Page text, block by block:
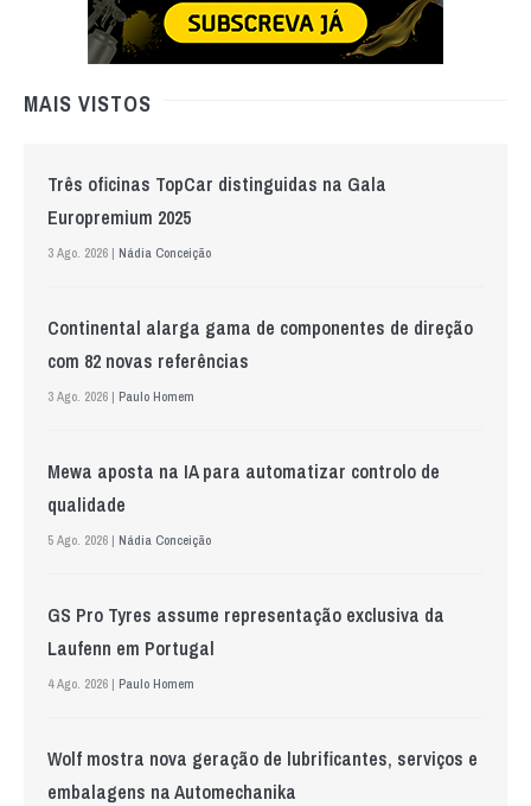
MAIS VISTOS
Três oficinas TopCar distinguidas na Gala
Europremium 2025
3 Ago. 2026 | Nádia Conceição
Continental alarga gama de componentes de direção
com 82 novas referências
3 Ago. 2026 | Paulo Homem
Mewa aposta na IA para automatizar controlo de
qualidade
5 Ago. 2026 | Nádia Conceição
GS Pro Tyres assume representação exclusiva da
Laufenn em Portugal
4 Ago. 2026 | Paulo Homem
Wolf mostra nova geração de lubrificantes, serviços e
embalagens na Automechanika